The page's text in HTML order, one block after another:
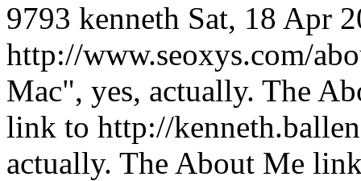
9793 kenneth Sat, 18 Apr
http://www.seoxys.com/
Mac", yes, actually. The
link to http://
actually. The About Me